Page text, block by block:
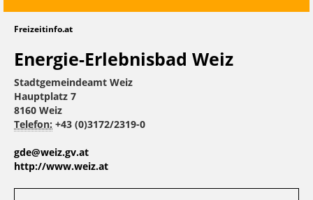
Freizeitinfo.at
Energie-Erlebnisbad Weiz
Stadtgemeindeamt Weiz
Hauptplatz 7
8160 Weiz
Telefon: +43 (0)3172/2319-0
gde@weiz.gv.at
http://www.weiz.at